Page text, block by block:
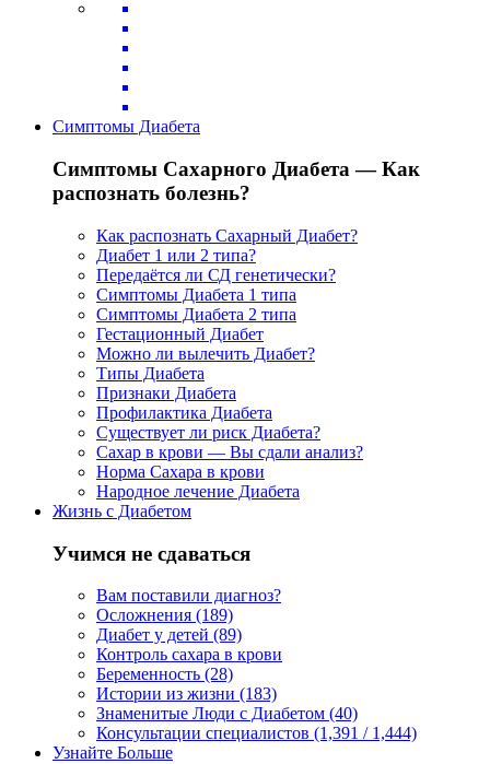
Симптомы Диабета
Симптомы Сахарного Диабета — Как
распознать болезнь?
Как распознать Сахарный Диабет?
Диабет 1 или 2 типа?
Передаётся ли СД генетически?
Симптомы Диабета 1 типа
Симптомы Диабета 2 типа
Гестационный Диабет
Можно ли вылечить Диабет?
Типы Диабета
Признаки Диабета
Профилактика Диабета
Существует ли риск Диабета?
Сахар в крови — Вы сдали анализ?
Норма Сахара в крови
Народное лечение Диабета
Жизнь с Диабетом
Учимся не сдаваться
Вам поставили диагноз?
Осложнения (189)
Диабет у детей (89)
Контроль сахара в крови
Беременность (28)
Истории из жизни (183)
Знаменитые Люди с Диабетом (40)
Консультации специалистов (1,391 / 1,444)
Узнайте Больше